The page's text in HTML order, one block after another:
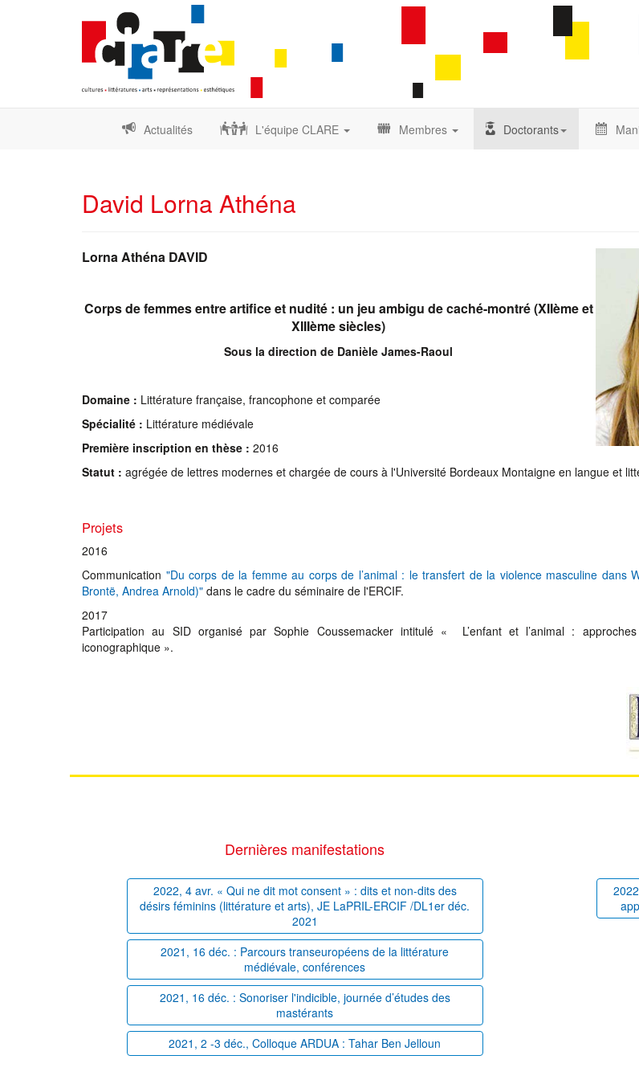
Actualités L'équipe CLARE Membres Doctorants
David Lorna Athéna
Lorna Athéna DAVID
Corps de femmes entre artifice et nudité : un jeu ambigu de caché-montré (XIIème et
XIIIème siècles)
Sous la direction de Danièle James-Raoul
Domaine : Littérature française, francophone et comparée
Spécialité : Littérature médiévale
Première inscription en thèse : 2016
Statut : agrégée de lettres modernes et chargée de cours à l'Université Bordeaux Montaigne en langue et
Projets
2016
Communication "Du corps de la femme au corps de l’animal : le transfert de la violence masculine dans
Brontë, Andrea Arnold)" dans le cadre du séminaire de l'ERCIF.
2017
Participation au SID organisé par Sophie Coussemacker intitulé « L’enfant et l’animal :
iconographique ».
Dernières manifestations
2022, 4 avr. « Qui ne dit mot consent » : dits et non-dits des
désirs féminins (littérature et arts), JE LaPRIL-ERCIF /DL1er déc.
2021
2021, 16 déc. : Parcours transeuropéens de la littérature
médiévale, conférences
2021, 16 déc. : Sonoriser l'indicible, journée d’études des
mastérants
2021, 2 -3 déc., Colloque ARDUA : Tahar Ben Jelloun